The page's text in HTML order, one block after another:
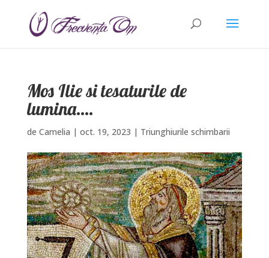
Mos Ilie si tesaturile de
lumina….
de Camelia | oct. 19, 2023 | Triunghiurile schimbarii